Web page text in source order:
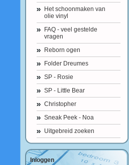
Het schoonmaken van
olie vinyl
FAQ - veel gestelde
vragen
Reborn ogen
Folder Dreumes
SP - Rosie
SP - Little Bear
Christopher
Sneak Peek - Noa
Uitgebreid zoeken
Inloggen